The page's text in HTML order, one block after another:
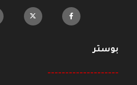
بوستر
--------------------